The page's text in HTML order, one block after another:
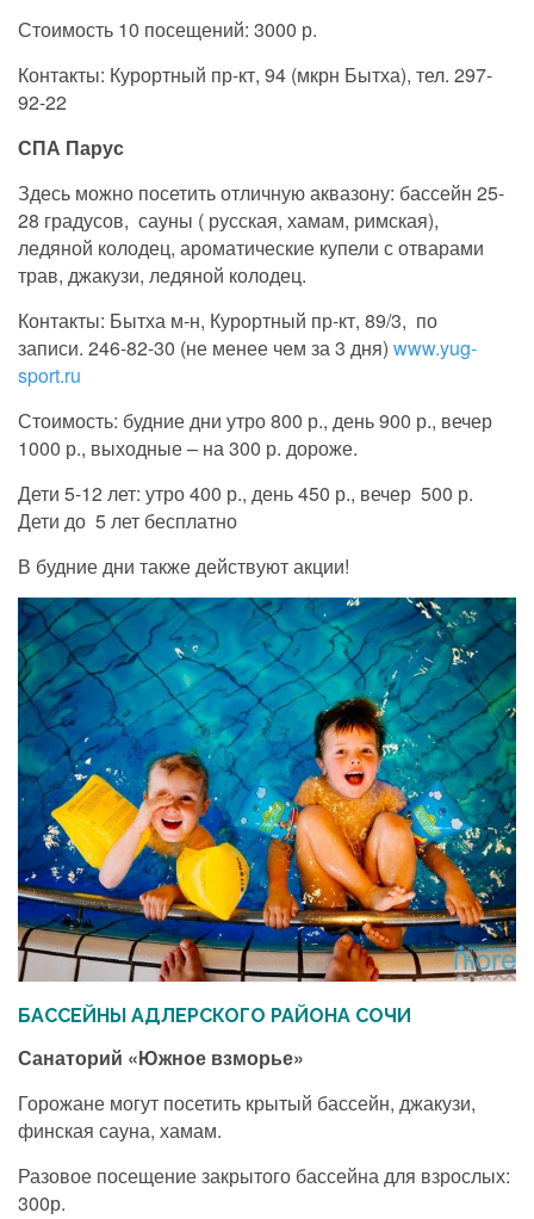
Стоимость 10 посещений: 3000 р.
Контакты: Курортный пр-кт, 94 (мкрн Бытха), тел. 297-
92-22
СПА Парус
Здесь можно посетить отличную аквазону: бассейн 25-
28 градусов, сауны ( русская, хамам, римская),
ледяной колодец, ароматические купели с отварами
трав, джакузи, ледяной колодец.
Контакты: Бытха м-н, Курортный пр-кт, 89/3, по
записи. 246-82-30 (не менее чем за 3 дня) www.yug-
sport.ru
Стоимость: будние дни утро 800 р., день 900 р., вечер
1000 р., выходные – на 300 р. дороже.
Дети 5-12 лет: утро 400 р., день 450 р., вечер 500 р.
Дети до 5 лет бесплатно
В будние дни также действуют акции!
БАССЕЙНЫ АДЛЕРСКОГО РАЙОНА СОЧИ
Санаторий «Южное взморье»
Горожане могут посетить крытый бассейн, джакузи,
финская сауна, хамам.
Разовое посещение закрытого бассейна для взрослых:
300р.